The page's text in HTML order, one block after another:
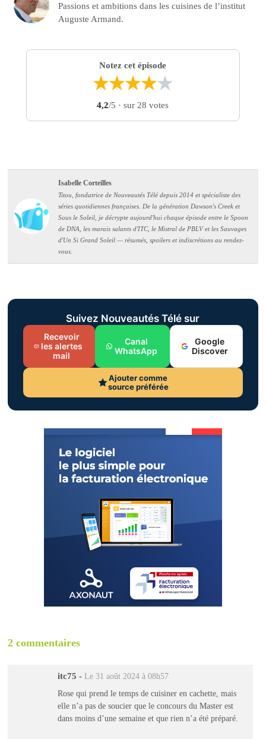
Passions et ambitions dans les cuisines de l’institut
Auguste Armand.
Notez cet épisode
★★★★★
4,2/5 · sur 28 votes
Isabelle Corteilles
Titou, fondatrice de Nouveautés Télé depuis 2014 et spécialiste des
séries quotidiennes françaises. De la génération Dawson's Creek et
Sous le Soleil, je décrypte aujourd'hui chaque épisode entre le Spoon
de DNA, les marais salants d'ITC, le Mistral de PBLV et les Sauvages
d'Un Si Grand Soleil — résumés, spoilers et indiscrétions au rendez-
vous.
Suivez Nouveautés Télé sur
Recevoir
les alertes
mail
Canal
WhatsApp
Google
Discover
Ajouter comme
source préférée
2 commentaires
itc75 - Le 31 août 2024 à 08h57
Rose qui prend le temps de cuisiner en cachette, mais
elle n’a pas de soucier que le concours du Master est
dans moins d’une semaine et que rien n’a été préparé.